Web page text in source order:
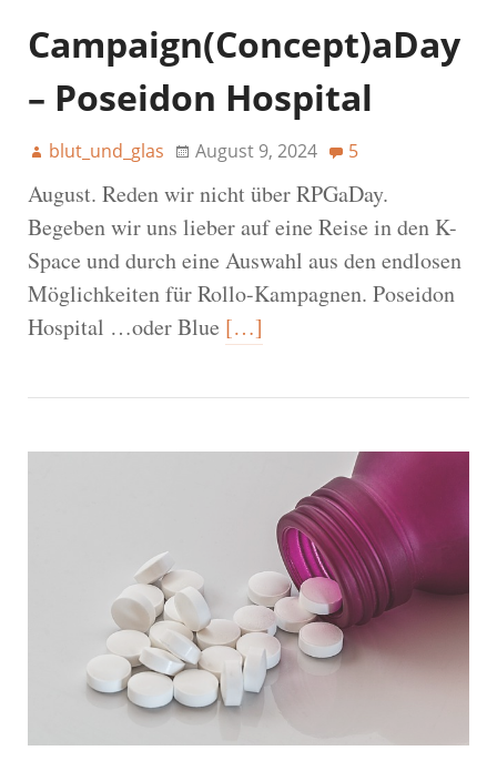
Campaign(Concept)aDay
– Poseidon Hospital
blut_und_glas August 9, 2024 5
August. Reden wir nicht über RPGaDay.
Begeben wir uns lieber auf eine Reise in den K-
Space und durch eine Auswahl aus den endlosen
Möglichkeiten für Rollo-Kampagnen. Poseidon
Hospital …oder Blue […]